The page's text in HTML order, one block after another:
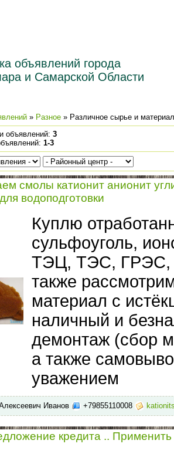
объявлений города
и Самарской Области
» Разное » Различное сырье и
объявлений: 3
: 1-3
смолы катионит анионит
водоподготовки
Куплю
сульфоуголь,
ТЭЦ, ТЭС,
также
материал с
наличный и
демонтаж (сбор
а также
уважением
Иванов +79855110008
кредита .. Применить